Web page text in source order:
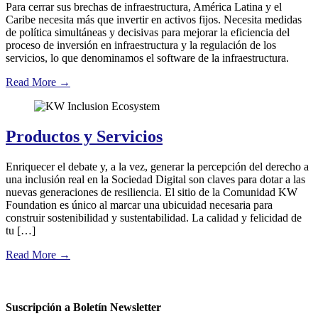
Para cerrar sus brechas de infraestructura, América Latina y el
Caribe necesita más que invertir en activos fijos. Necesita medidas
de política simultáneas y decisivas para mejorar la eficiencia del
proceso de inversión en infraestructura y la regulación de los
servicios, lo que denominamos el software de la infraestructura.
Read More →
Productos y Servicios
Enriquecer el debate y, a la vez, generar la percepción del derecho a
una inclusión real en la Sociedad Digital son claves para dotar a las
nuevas generaciones de resiliencia. El sitio de la Comunidad KW
Foundation es único al marcar una ubicuidad necesaria para
construir sostenibilidad y sustentabilidad. La calidad y felicidad de
tu […]
Read More →
Suscripción a Boletín Newsletter